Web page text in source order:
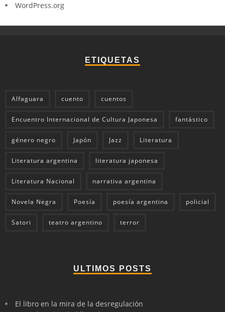
WordPress.org
ETIQUETAS
Alfaguara cuento cuentos
Encuentro Internacional de Cultura Japonesa fantástico
género negro Japón Jazz Literatura
Literatura argentina literatura japonesa
Literatura Nacional narrativa argentina
Novela Negra Poesía poesía argentina policial
Satori teatro argentino terror
ULTIMOS POSTS
El libro en la mira de la desregulación